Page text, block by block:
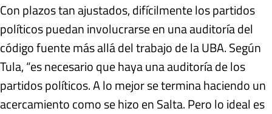
Con plazos tan ajustados, difícilmente los partidos
políticos puedan involucrarse en una auditoría del
código fuente más allá del trabajo de la UBA. Según
Tula, “es necesario que haya una auditoría de los
partidos políticos. A lo mejor se termina haciendo un
acercamiento como se hizo en Salta. Pero lo ideal es